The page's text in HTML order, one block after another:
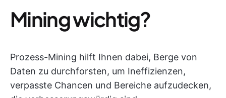
Mining wichtig?
Prozess-Mining hilft Ihnen dabei, Berge von
Daten zu durchforsten, um Ineffizienzen,
verpasste Chancen und Bereiche aufzudecken,